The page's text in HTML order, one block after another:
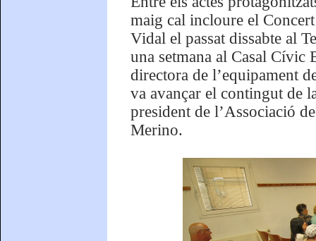
maig cal incloure el
Vidal el passat dissabte al
una setmana al Casal Cívic
directora de l’equipament
va avançar el contingut de
president de l’Associació
Merino.